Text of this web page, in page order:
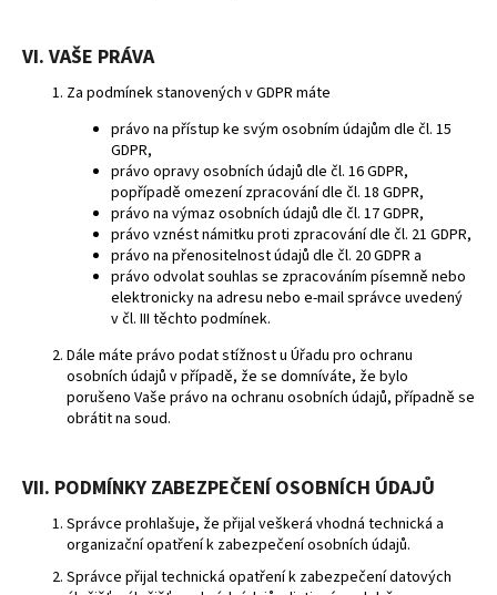
VI. VAŠE PRÁVA
Za podmínek stanovených v GDPR máte
právo na přístup ke svým osobním údajům dle čl. 15
GDPR,
právo opravy osobních údajů dle čl. 16 GDPR,
popřípadě omezení zpracování dle čl. 18 GDPR,
právo na výmaz osobních údajů dle čl. 17 GDPR,
právo vznést námitku proti zpracování dle čl. 21 GDPR,
právo na přenositelnost údajů dle čl. 20 GDPR a
právo odvolat souhlas se zpracováním písemně nebo
elektronicky na adresu nebo e-mail správce uvedený
v čl. III těchto podmínek.
Dále máte právo podat stížnost u Úřadu pro ochranu
osobních údajů v případě, že se domníváte, že bylo
porušeno Vaše právo na ochranu osobních údajů, případně se
obrátit na soud.
VII. PODMÍNKY ZABEZPEČENÍ OSOBNÍCH ÚDAJŮ
Správce prohlašuje, že přijal veškerá vhodná technická a
organizační opatření k zabezpečení osobních údajů.
Správce přijal technická opatření k zabezpečení datových